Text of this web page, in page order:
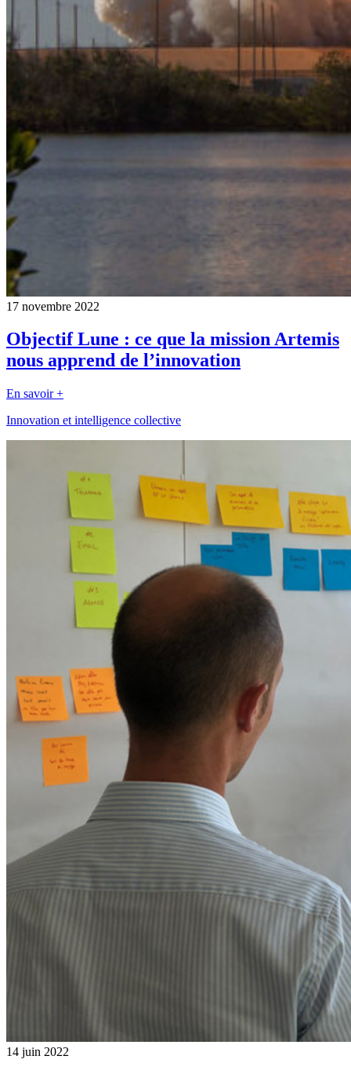
17 novembre 2022
Objectif Lune : ce que la mission Artemis
nous apprend de l’innovation
En savoir +
Innovation et intelligence collective
14 juin 2022